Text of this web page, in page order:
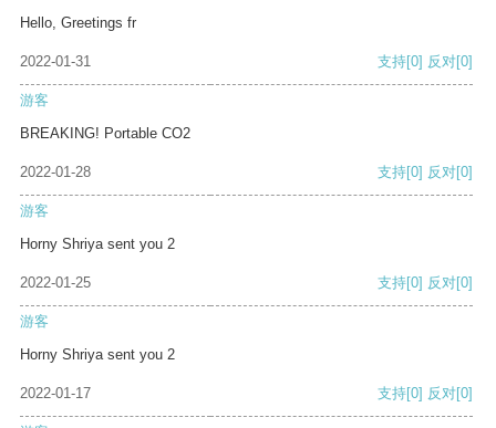
Hello, Greetings fr
2022-01-31 支持[0] 反对[0]
游客
BREAKING! Portable CO2
2022-01-28 支持[0] 反对[0]
游客
Horny Shriya sent you 2
2022-01-25 支持[0] 反对[0]
游客
Horny Shriya sent you 2
2022-01-17 支持[0] 反对[0]